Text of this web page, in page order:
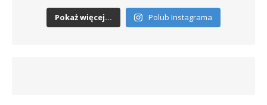
Pokaż więcej... Polub Instagrama